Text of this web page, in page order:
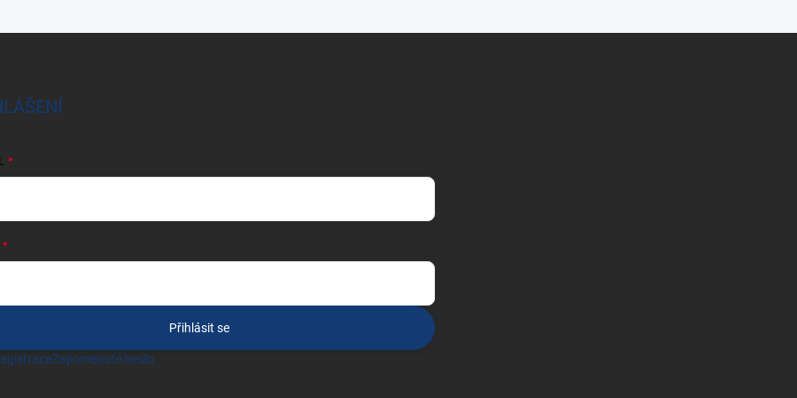
Přihlásit se
Zapomenuté heslo